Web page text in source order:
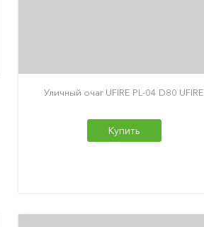
Уличный очаг UFIRE PL-04 D80 UFIRE
Купить